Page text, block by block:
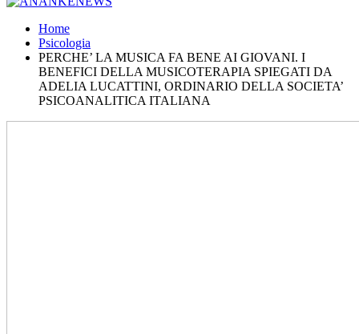
Home
Psicologia
PERCHE’ LA MUSICA FA BENE AI GIOVANI. I
BENEFICI DELLA MUSICOTERAPIA SPIEGATI DA
ADELIA LUCATTINI, ORDINARIO DELLA SOCIETA’
PSICOANALITICA ITALIANA